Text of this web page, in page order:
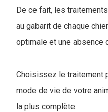
De ce fait, les
au gabarit de chaque
optimale et une absence
Choisissez le traitement
mode de vie de votre
la plus complète.